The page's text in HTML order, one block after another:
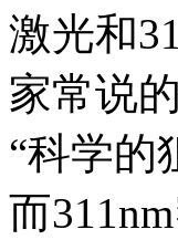
激光和
家常说
“科学的
而